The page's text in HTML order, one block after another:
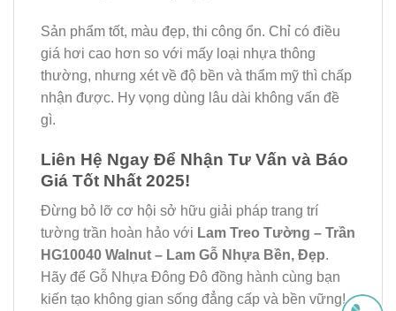
Sản phẩm tốt, màu đẹp, thi công ổn. Chỉ có điều
giá hơi cao hơn so với mấy loại nhựa thông
thường, nhưng xét về độ bền và thẩm mỹ thì chấp
nhận được. Hy vọng dùng lâu dài không vấn đề
gì.
Liên Hệ Ngay Để Nhận Tư Vấn và Báo
Giá Tốt Nhất 2025!
Đừng bỏ lỡ cơ hội sở hữu giải pháp trang trí
tường trần hoàn hảo với Lam Treo Tường – Trần
HG10040 Walnut – Lam Gỗ Nhựa Bền, Đẹp.
Hãy để Gỗ Nhựa Đông Đô đồng hành cùng bạn
kiến tạo không gian sống đẳng cấp và bền vững!